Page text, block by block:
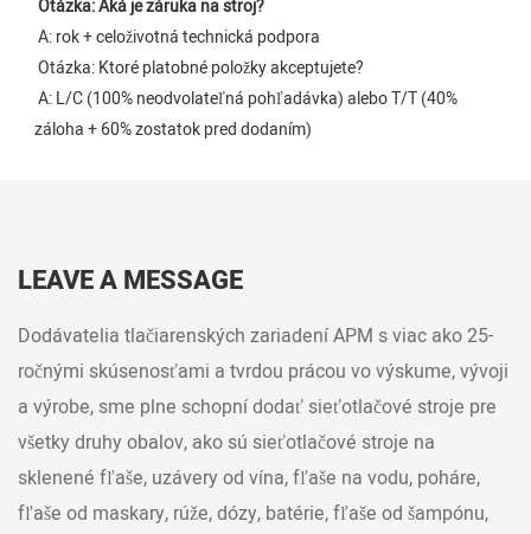
Otázka: Aká je záruka na stroj?
A: rok + celoživotná technická podpora
Otázka: Ktoré platobné položky akceptujete?
A: L/C (100% neodvolateľná pohľadávka) alebo T/T (40%
záloha + 60% zostatok pred dodaním)
LEAVE A MESSAGE
Dodávatelia tlačiarenských zariadení APM s viac ako 25-
ročnými skúsenosťami a tvrdou prácou vo výskume, vývoji
a výrobe, sme plne schopní dodať sieťotlačové stroje pre
všetky druhy obalov, ako sú sieťotlačové stroje na
sklenené fľaše, uzávery od vína, fľaše na vodu, poháre,
fľaše od maskary, rúže, dózy, batérie, fľaše od šampónu,